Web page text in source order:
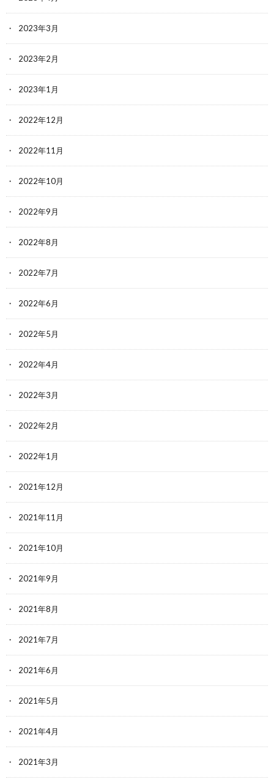
2023年3月
2023年2月
2023年1月
2022年12月
2022年11月
2022年10月
2022年9月
2022年8月
2022年7月
2022年6月
2022年5月
2022年4月
2022年3月
2022年2月
2022年1月
2021年12月
2021年11月
2021年10月
2021年9月
2021年8月
2021年7月
2021年6月
2021年5月
2021年4月
2021年3月